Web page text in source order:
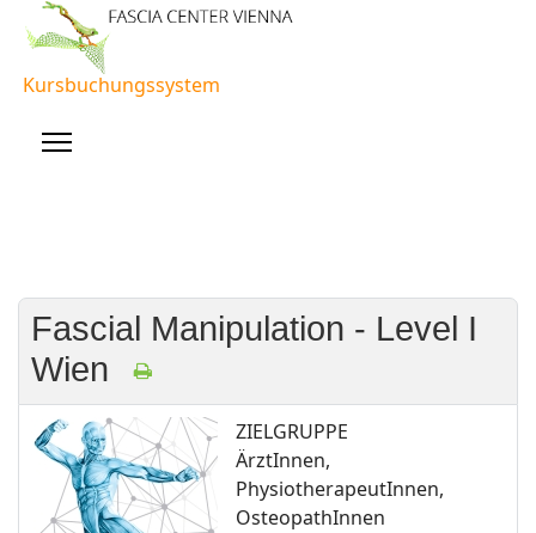
Kursbuchungssystem
Fascial Manipulation - Level I
Wien
ZIELGRUPPE
ÄrztInnen,
PhysiotherapeutInnen,
OsteopathInnen